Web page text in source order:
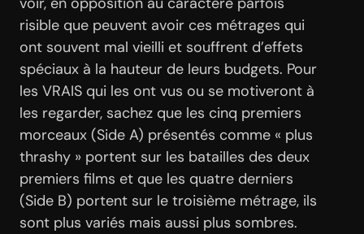
risible que peuvent avoir ces métrages qui
ont souvent mal vieilli et souffrent d’effets
spéciaux à la hauteur de leurs budgets. Pour
les VRAIS qui les ont vus ou se motiveront à
les regarder, sachez que les cinq premiers
morceaux (Side A) présentés comme « plus
thrashy » portent sur les batailles des deux
premiers films et que les quatre derniers
(Side B) portent sur le troisième métrage, ils
sont plus variés mais aussi plus sombres.